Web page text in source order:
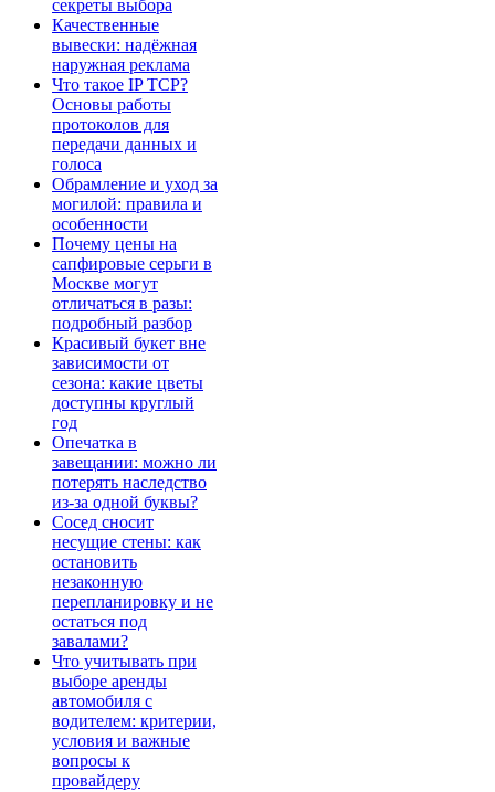
секреты выбора
Качественные
вывески: надёжная
наружная реклама
Что такое IP TCP?
Основы работы
протоколов для
передачи данных и
голоса
Обрамление и уход за
могилой: правила и
особенности
Почему цены на
сапфировые серьги в
Москве могут
отличаться в разы:
подробный разбор
Красивый букет вне
зависимости от
сезона: какие цветы
доступны круглый
год
Опечатка в
завещании: можно ли
потерять наследство
из-за одной буквы?
Сосед сносит
несущие стены: как
остановить
незаконную
перепланировку и не
остаться под
завалами?
Что учитывать при
выборе аренды
автомобиля с
водителем: критерии,
условия и важные
вопросы к
провайдеру